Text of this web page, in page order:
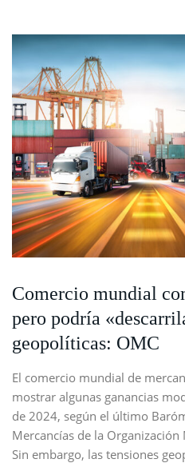
Comercio mundial
pero podría
geopolíticas: OMC
El comercio mundial de
mostrar algunas ganancias
de 2024, según el último
Mercancías de la
Sin embargo, las tensiones